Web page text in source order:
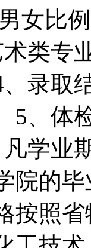
女比
专业
取结
体检
业期
院的
照省